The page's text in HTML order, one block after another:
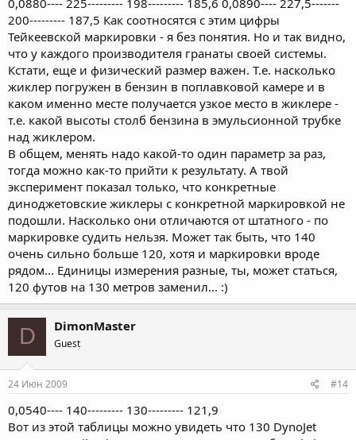
200--------- 187,5 Как соотносятся с этим цифры
Тейкеевской маркировки - я без понятия. Но и так видно,
что у каждого производителя гранаты своей системы.
Кстати, еще и физический размер важен. Т.е. насколько
жиклер погружен в бензин в поплавковой камере и в
каком именно месте получается узкое место в жиклере -
т.е. какой высоты столб бензина в эмульсионной трубке
над жиклером.
В общем, менять надо какой-то один параметр за раз,
тогда можно как-то прийти к результату. А твой
эксперимент показал только, что конкретные
диноджетовские жиклеры с конкретной маркировкой не
подошли. Насколько они отличаются от штатного - по
маркировке судить нельзя. Может так быть, что 140
очень сильно больше 120, хотя и маркировки вроде
рядом... Единицы измерения разные, ты, может статься,
120 футов на 130 метров заменил... :)
D DimonMaster
Guest
24 Июн 2009 #14
0,0540---- 140--------- 130--------- 121,9
Вот из этой таблицы можно увидеть что 130 DynoJet